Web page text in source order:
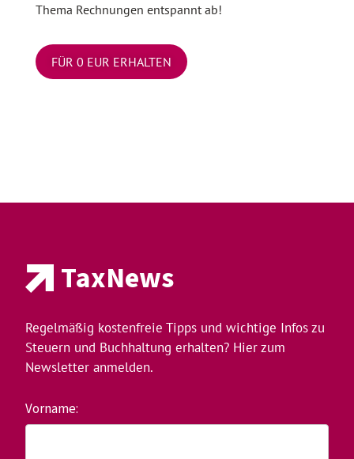
Thema Rechnungen entspannt ab!
FÜR 0 EUR ERHALTEN
TaxNews
Regelmäßig kostenfreie Tipps und wichtige Infos zu
Steuern und Buchhaltung erhalten? Hier zum
Newsletter anmelden.
Vorname: